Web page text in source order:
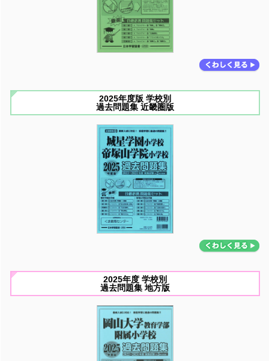
2025年度版 学校別
過去問題集 近畿圏版
2025年度 学校別
過去問題集 地方版